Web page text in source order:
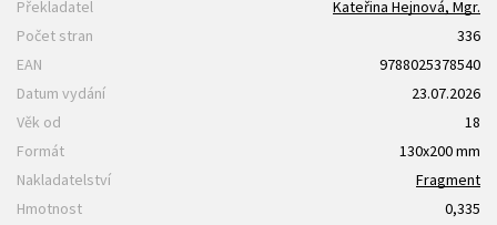
Překladatel
Kateřina Hejnová, Mgr.
Počet stran
336
EAN
9788025378540
Datum vydání
23.07.2026
Věk od
18
Formát
130x200 mm
Nakladatelství
Fragment
Hmotnost
0,335